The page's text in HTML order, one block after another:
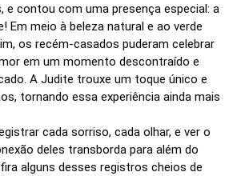
e contou com uma presença especial: a
Em meio à beleza natural e ao verde
os recém-casados puderam celebrar
em um momento descontraído e
A Judite trouxe um toque único e
tornando essa experiência ainda mais
cada sorriso, cada olhar, e ver o
deles transborda para além do
alguns desses registros cheios de